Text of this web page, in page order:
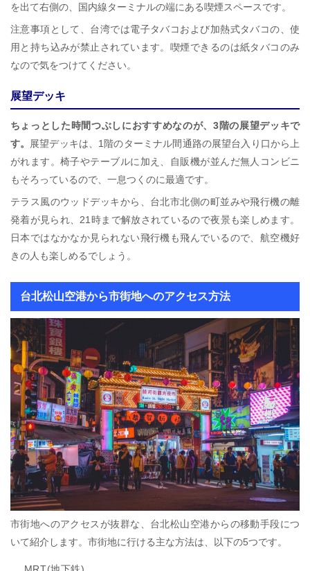
を出て右側の、国内線ターミナルの端にある喫煙スペースです。
注意事項として、台湾では電子タバコおよび加熱式タバコの、使
用と持ち込みが禁止されています。喫煙できるのは紙タバコのみ
なので気をつけてください。
展望デッキ
ちょっとした時間つぶしにおすすめなのが、3階の展望デッキで
す。
展望デッキは、1階のターミナル間通路の展望台入り口から上
がれます。椅子やテーブルに加え、自販機が並んだ無人コンビニ
もそろっているので、一息つくのに最適です。
テラス風のウッドデッキから、台北市北側の町並みや飛行機の離
発着が見られ、21時まで解放されているので夜景も楽しめます。
日本ではなかなか見られない飛行機も飛んでいるので、航空機好
きの人も楽しめるでしょう。
台北松山空港から市街地へのアクセス方法
市街地へのアクセスが抜群な、台北松山空港からの移動手段につ
いて紹介します。市街地に行ける主な方法は、以下の5つです。